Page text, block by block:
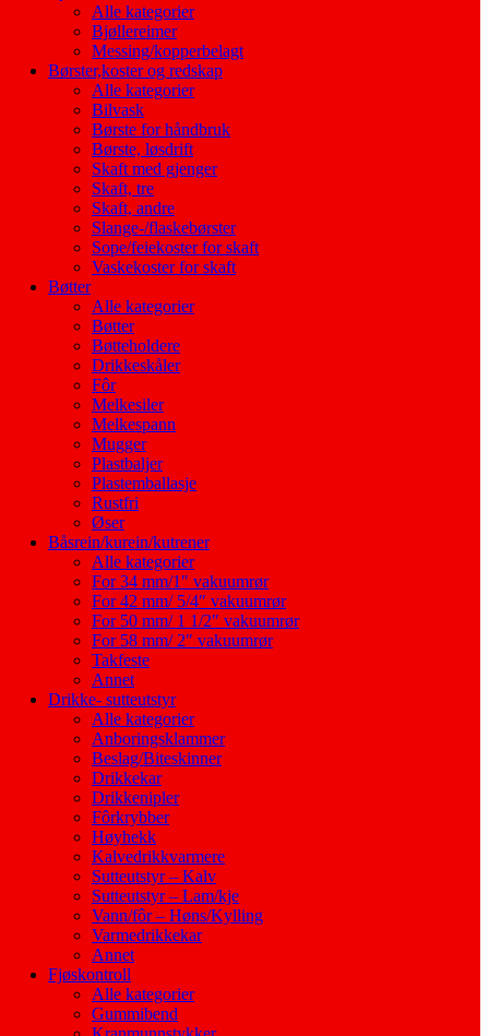
Alle kategorier
Bjøllereimer
Messing/kopperbelagt
Børster,koster og redskap
Alle kategorier
Bilvask
Børste for håndbruk
Børste, løsdrift
Skaft med gjenger
Skaft, tre
Skaft, andre
Slange-/flaskebørster
Sope/feiekoster for skaft
Vaskekoster for skaft
Bøtter
Alle kategorier
Bøtter
Bøtteholdere
Drikkeskåler
Fôr
Melkesiler
Melkespann
Mugger
Plastbaljer
Plastemballasje
Rustfri
Øser
Båsrein/kurein/kutrener
Alle kategorier
For 34 mm/1″ vakuumrør
For 42 mm/ 5/4″ vakuumrør
For 50 mm/ 1 1/2″ vakuumrør
For 58 mm/ 2″ vakuumrør
Takfeste
Annet
Drikke- sutteutstyr
Alle kategorier
Anboringsklammer
Beslag/Biteskinner
Drikkekar
Drikkenipler
Fôrkrybber
Høyhekk
Kalvedrikkvarmere
Sutteutstyr – Kalv
Sutteutstyr – Lam/kje
Vann/fôr – Høns/Kylling
Varmedrikkekar
Annet
Fjøskontroll
Alle kategorier
Gummibend